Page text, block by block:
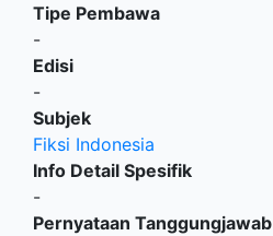
Tipe Pembawa
-
Edisi
-
Subjek
Fiksi Indonesia
Info Detail Spesifik
-
Pernyataan Tanggungjawab